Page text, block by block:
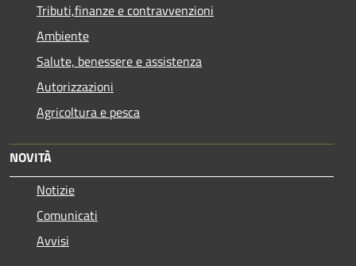
Tributi,finanze e contravvenzioni
Ambiente
Salute, benessere e assistenza
Autorizzazioni
Agricoltura e pesca
NOVITÀ
Notizie
Comunicati
Avvisi